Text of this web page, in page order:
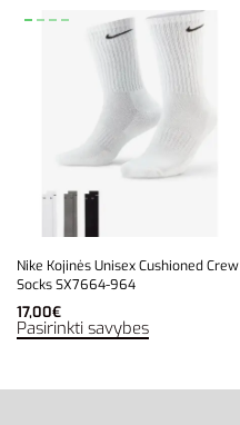
Nike Kojinės Unisex Cushioned Crew
Socks SX7664-964
17,00€
Pasirinkti savybes